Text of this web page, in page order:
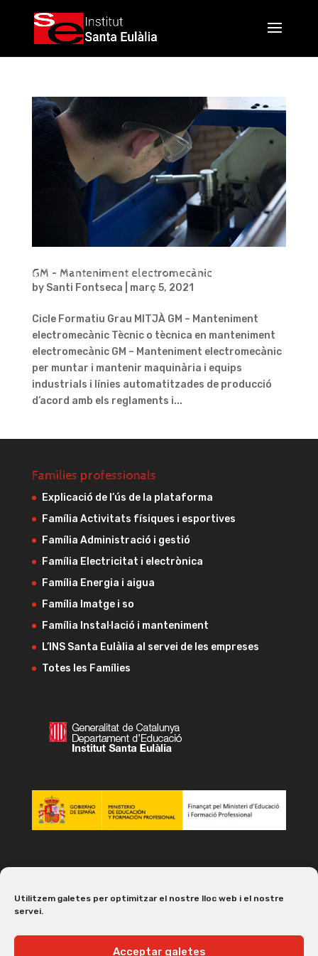
Utilitzem galetes per optimitzar el nostre lloc web i el nostre
servei.
Acceptar galetes
GM – Manteniment electromecànic
by Santi Fontseca març 5, 2021
Cicle Formatiu Grau MITJÀ GM – Manteniment
electromecànic Tècnic o tècnica en manteniment
electromecànic GM – Manteniment electromecànic
per muntar i mantenir maquinària i equips
industrials i línies automatitzades de producció
d’acord amb els reglaments i...
Famílies professionals
Explicació de l’ús de la plataforma
Família Activitats físiques i esportives
Família Administració i gestió
Família Electricitat i electrònica
Família Energia i aigua
Família Imatge i so
Família Instal·lació i manteniment
L’INS Santa Eulàlia al servei de les empreses
Totes les Famílies